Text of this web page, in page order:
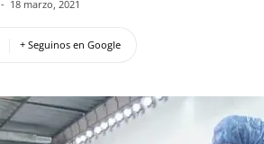
- 18 marzo, 2021
+ Seguinos en Google